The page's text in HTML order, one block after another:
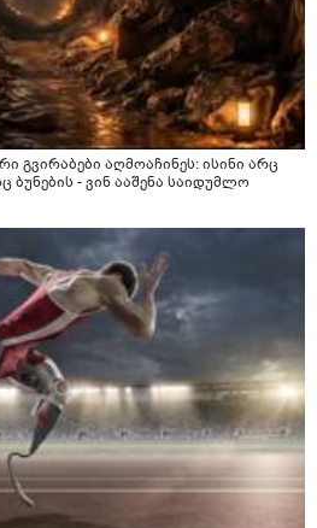
გვირაბები აღმოაჩინეს: ისინი არც
ბუნების - ვინ ააშენა საიდუმლო